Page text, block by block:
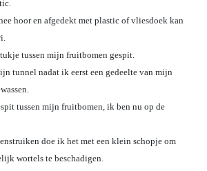
hoor en afgedekt met plastic of vliesdoek kan
tussen mijn fruitbomen gespit.
tunnel nadat ik eerst een gedeelte van mijn
tussen mijn fruitbomen, ik ben nu op de
doe ik het met een klein schopje om
wortels te beschadigen.